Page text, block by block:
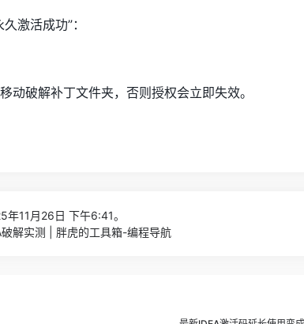
激活成功”：
动破解补丁文件夹，否则授权会立即失效。
年11月26日 下午6:41。
解实测 | 胖虎的工具箱-编程导航